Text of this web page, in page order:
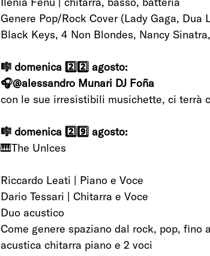
Genere Pop/Rock Cover (Lady Gaga,
Black Keys, 4 Non Blondes, Nancy
🎼 domenica 2️⃣2️⃣ agosto:
🎧@alessandro Munari DJ Foña
con le sue irresistibili musichette, ci terrà
🎼 domenica 2️⃣9️⃣ agosto:
🎹The Unlces
Riccardo Leati | Piano e Voce
Dario Tessari | Chitarra e Voce
Duo acustico
Come genere spaziano dal rock, pop,
acustica chitarra piano e 2 voci